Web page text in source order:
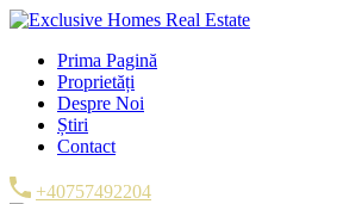
Prima Pagină
Proprietăți
Despre Noi
Știri
Contact
+40757492204